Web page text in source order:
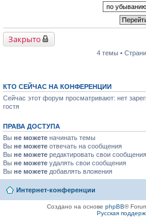
Закрыто
4 темы •
КТО СЕЙЧАС НА КОНФЕРЕНЦИИ
Сейчас этот форум просматривают: нет
гостя
ПРАВА ДОСТУПА
Вы не можете начинать темы
Вы не можете отвечать на сообщения
Вы не можете редактировать свои сообщения
Вы не можете удалять свои сообщения
Вы не можете добавлять вложения
Интернет-конференции
Создано на основе phpBB®
Русская